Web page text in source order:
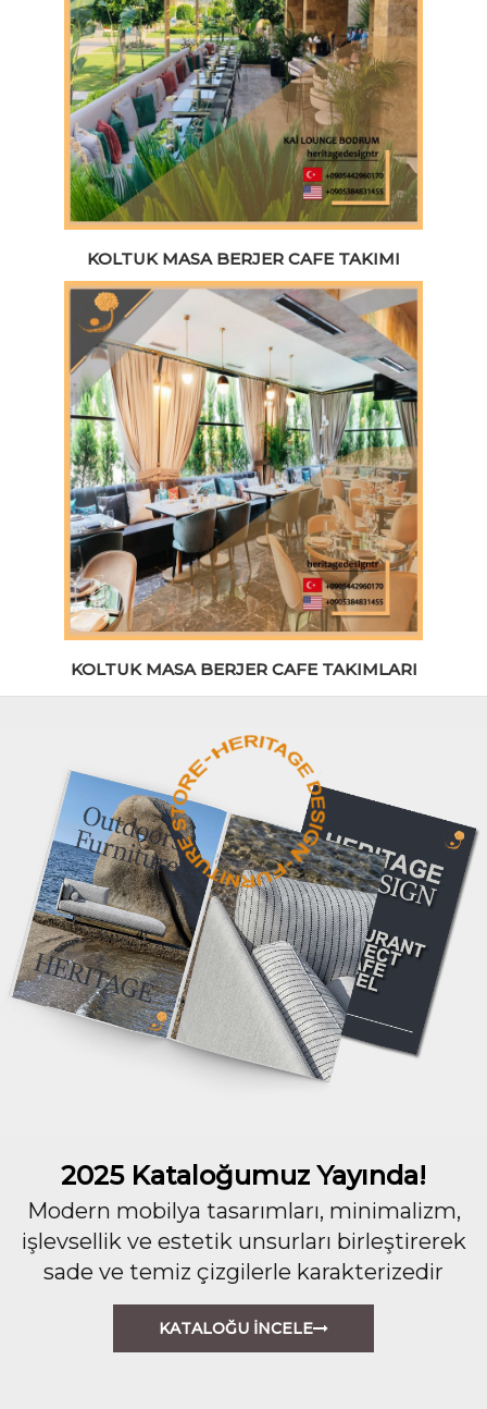
KOLTUK MASA BERJER CAFE TAKIMI
KOLTUK MASA BERJER CAFE TAKIMLARI
2025 Kataloğumuz Yayında!
Modern mobilya tasarımları, minimalizm,
işlevsellik ve estetik unsurları birleştirerek
sade ve temiz çizgilerle karakterizedir
KATALOĞU İNCELE